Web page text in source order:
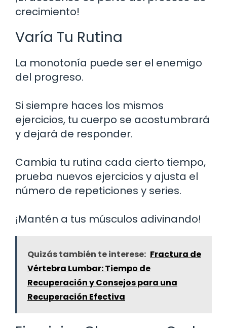
crecimiento!
Varía Tu Rutina
La monotonía puede ser el enemigo
del progreso.
Si siempre haces los mismos
ejercicios, tu cuerpo se acostumbrará
y dejará de responder.
Cambia tu rutina cada cierto tiempo,
prueba nuevos ejercicios y ajusta el
número de repeticiones y series.
¡Mantén a tus músculos adivinando!
Quizás también te interese: Fractura de
Vértebra Lumbar: Tiempo de
Recuperación y Consejos para una
Recuperación Efectiva